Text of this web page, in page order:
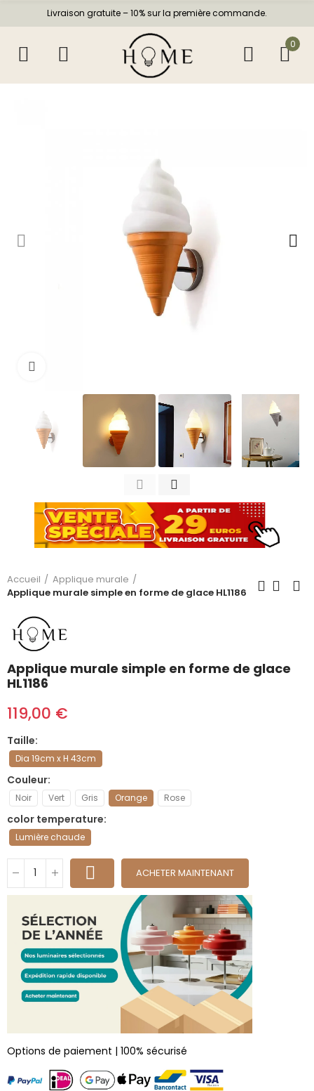
Livraison gratuite – 10% sur la première commande.
0
Accueil
Applique murale
Applique murale simple en forme de glace HL1186
Applique murale simple en forme de glace
HL1186
119,00 €
Taille
Dia 19cm x H 43cm
Couleur
Noir Vert Gris Orange Rose
color temperature
Lumière chaude
ACHETER MAINTENANT
Options de paiement | 100% sécurisé